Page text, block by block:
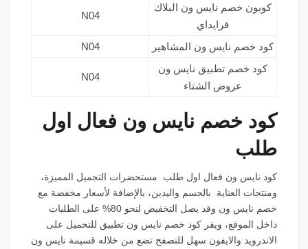
كوبون خصم نايس ون البلاك
فرايداي
N04
كود خصم نايس ون المشاهير
N04
كود خصم تطبيق نايس ون
عروض الشتاء
N04
كود خصم نايس ون فعال اول
طلب
كود نايس ون فعال اول طلب مستحضرات التجميل المميزة،
ومنتجات العناية بالجسم واليدين، بالإضافة لأسعار مخفضة مع
خصم نايس ون وقد يصل التخفيض لنحو 80% على الطلبات
داخل الموقع، ويفر كود خصم نايس ون تطبيق للتحميل على
الاندرويد والايفون سهل للتصفح تضع من خلاله قسيمة نايس ون